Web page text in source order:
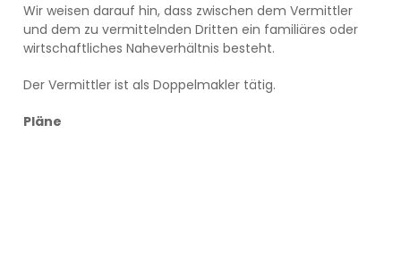
Wir weisen darauf hin, dass zwischen dem Vermittler
und dem zu vermittelnden Dritten ein familiäres oder
wirtschaftliches Naheverhältnis besteht.
Der Vermittler ist als Doppelmakler tätig.
Pläne